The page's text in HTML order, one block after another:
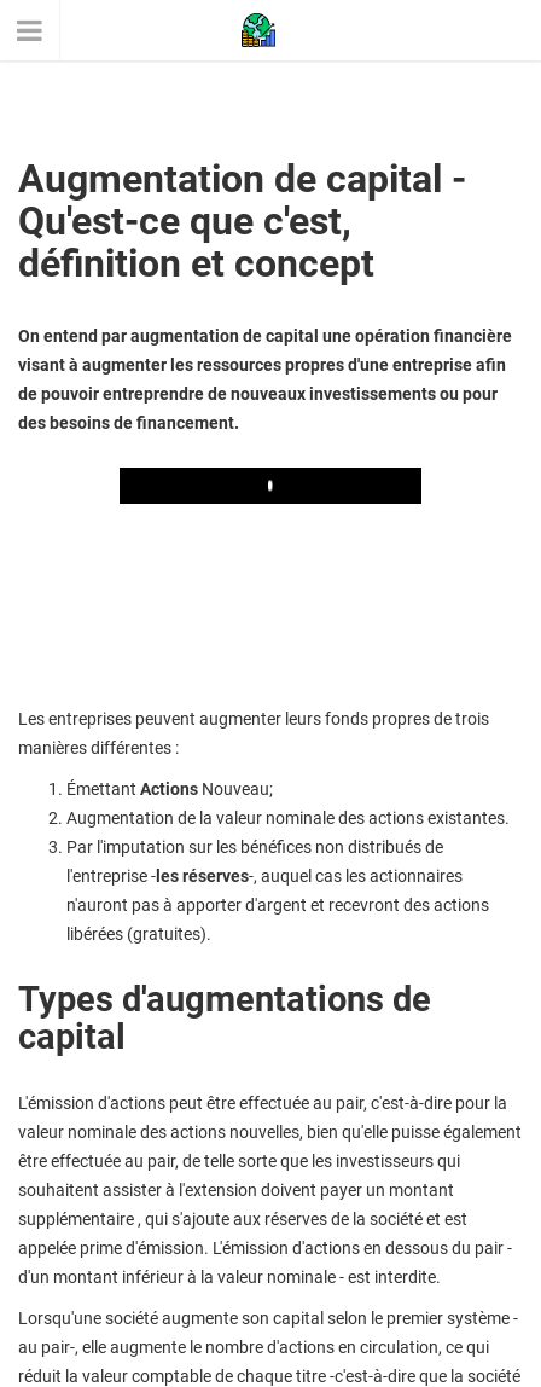
Augmentation de capital -
Qu'est-ce que c'est,
définition et concept
On entend par augmentation de capital une opération financière
visant à augmenter les ressources propres d'une entreprise afin
de pouvoir entreprendre de nouveaux investissements ou pour
des besoins de financement.
Play
Les entreprises peuvent augmenter leurs fonds propres de trois
manières différentes :
Émettant Actions Nouveau;
Augmentation de la valeur nominale des actions existantes.
Par l'imputation sur les bénéfices non distribués de
l'entreprise - les réserves-, auquel cas les actionnaires
n'auront pas à apporter d'argent et recevront des actions
libérées (gratuites).
Types d'augmentations de
capital
L'émission d'actions peut être effectuée au pair, c'est-à-dire pour la
valeur nominale des actions nouvelles, bien qu'elle puisse également
être effectuée au pair, de telle sorte que les investisseurs qui
souhaitent assister à l'extension doivent payer un montant
supplémentaire , qui s'ajoute aux réserves de la société et est
appelée prime d'émission. L'émission d'actions en dessous du pair -
d'un montant inférieur à la valeur nominale - est interdite.
Lorsqu'une société augmente son capital selon le premier système -
au pair-, elle augmente le nombre d'actions en circulation, ce qui
réduit la valeur comptable de chaque titre -c'est-à-dire que la société